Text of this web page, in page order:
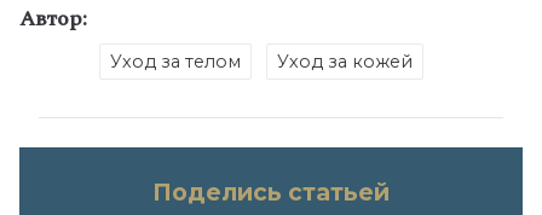
Автор:
Уход за телом Уход за кожей
Поделись статьей